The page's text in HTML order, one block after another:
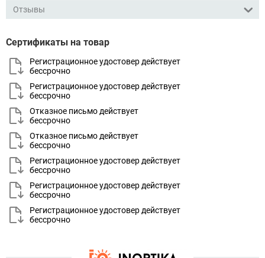
Отзывы
Сертификаты на товар
Регистрационное удостовер действует
бессрочно
Регистрационное удостовер действует
бессрочно
Отказное письмо действует
бессрочно
Отказное письмо действует
бессрочно
Регистрационное удостовер действует
бессрочно
Регистрационное удостовер действует
бессрочно
Регистрационное удостовер действует
бессрочно